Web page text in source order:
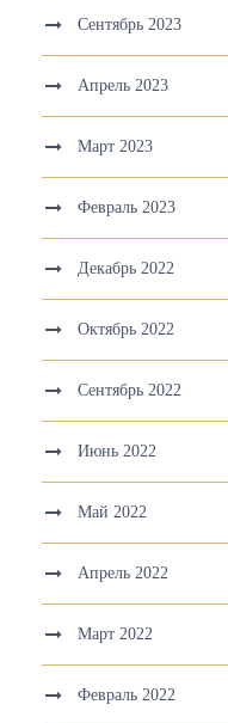
Сентябрь 2023
Апрель 2023
Март 2023
Февраль 2023
Декабрь 2022
Октябрь 2022
Сентябрь 2022
Июнь 2022
Май 2022
Апрель 2022
Март 2022
Февраль 2022